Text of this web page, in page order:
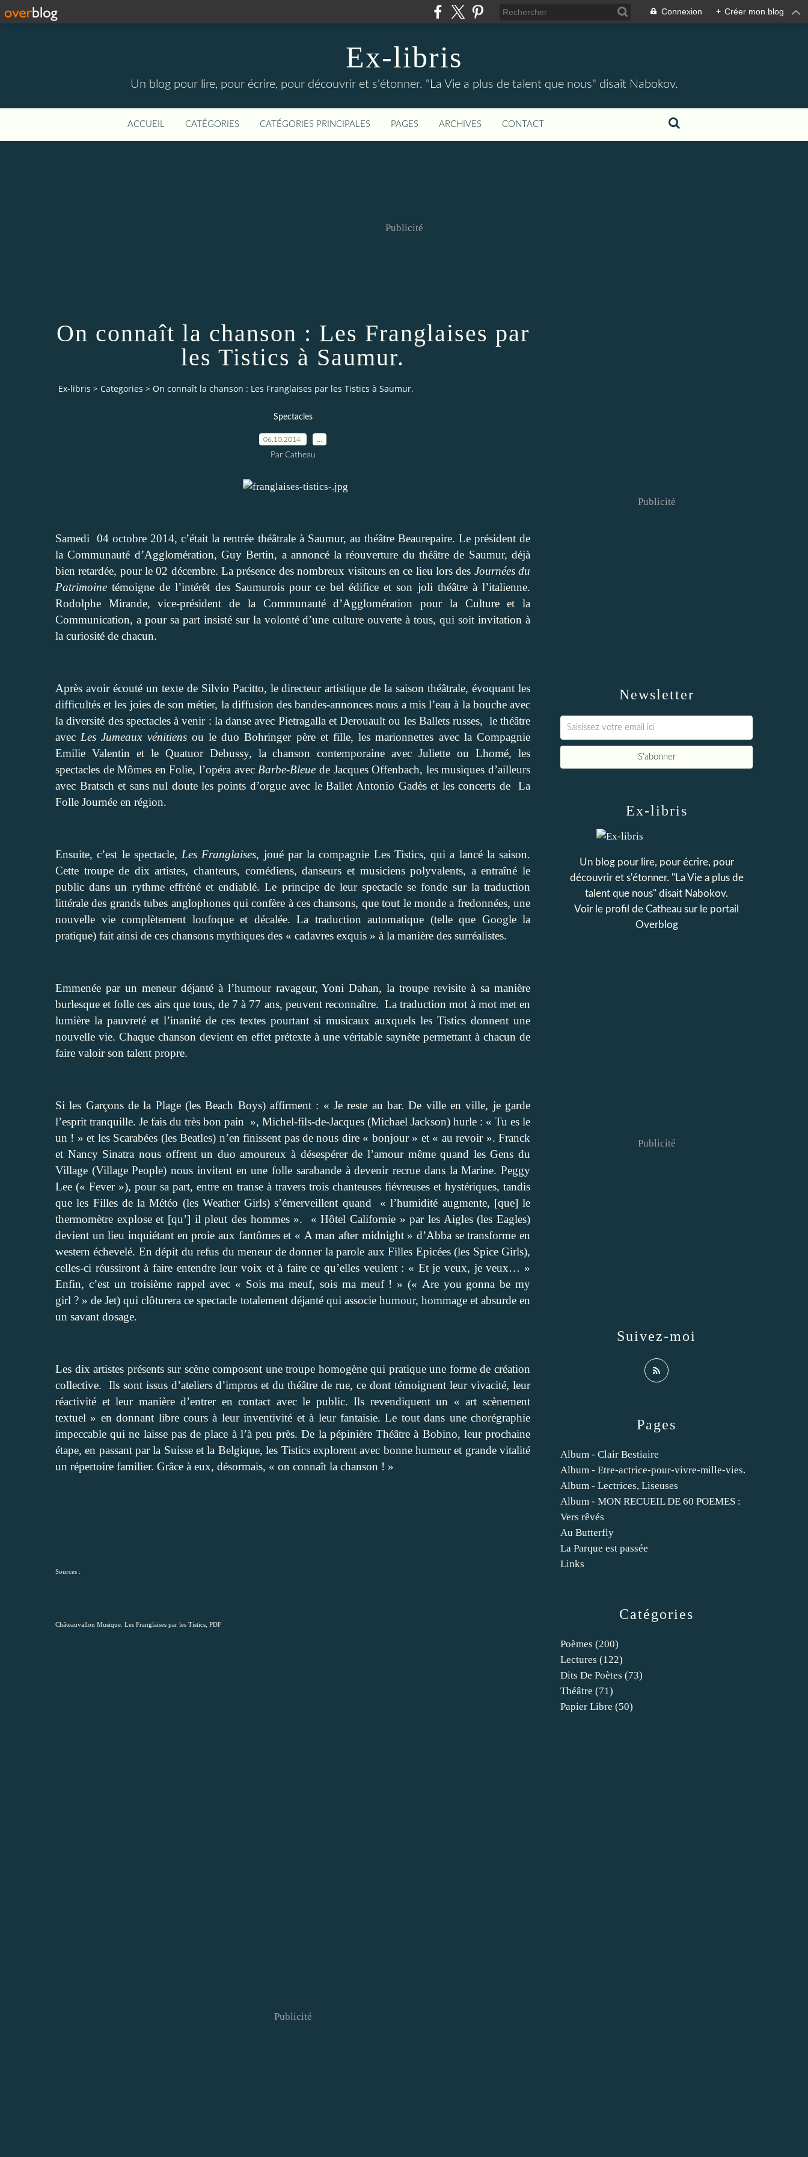
Connexion + Créer mon blog
Ex-libris
Un blog pour lire, pour écrire, pour découvrir et s'étonner. "La Vie a plus de talent que nous" disait Nabokov.
ACCUEIL CATÉGORIES CATÉGORIES PRINCIPALES PAGES ARCHIVES CONTACT
Publicité
On connaît la chanson : Les Franglaises par
les Tistics à Saumur.
Ex-libris > Categories > On connaît la chanson : Les Franglaises par les Tistics à Saumur.
Spectacles
06.10.2014
Par Catheau
Samedi 04 octobre 2014, c’était la rentrée théâtrale à Saumur, au théâtre Beaurepaire. Le président de
la Communauté d’Agglomération, Guy Bertin, a annoncé la réouverture du théâtre de Saumur, déjà
bien retardée, pour le 02 décembre. La présence des nombreux visiteurs en ce lieu lors des Journées du
Patrimoine témoigne de l’intérêt des Saumurois pour ce bel édifice et son joli théâtre à l’italienne.
Rodolphe Mirande, vice-président de la Communauté d’Agglomération pour la Culture et la
Communication, a pour sa part insisté sur la volonté d’une culture ouverte à tous, qui soit invitation à
la curiosité de chacun.
Après avoir écouté un texte de Silvio Pacitto, le directeur artistique de la saison théâtrale, évoquant les
difficultés et les joies de son métier, la diffusion des bandes-annonces nous a mis l’eau à la bouche avec
la diversité des spectacles à venir : la danse avec Pietragalla et Derouault ou les Ballets russes, le théâtre
avec Les Jumeaux vénitiensou le duo Bohringer père et fille, les marionnettes avec la Compagnie
Emilie Valentin et le Quatuor Debussy, la chanson contemporaine avec Juliette ou Lhomé, les
spectacles de Mômes en Folie, l’opéra avec Barbe-Bleue de Jacques Offenbach, les musiques d’ailleurs
avec Bratsch et sans nul doute les points d’orgue avec le Ballet Antonio Gadès et les concerts de La
Folle Journée en région.
Ensuite, c’est le spectacle, Les Franglaises, joué par la compagnie Les Tistics, qui a lancé la saison.
Cette troupe de dix artistes, chanteurs, comédiens, danseurs et musiciens polyvalents, a entraîné le
public dans un rythme effréné et endiablé. Le principe de leur spectacle se fonde sur la traduction
littérale des grands tubes anglophones qui confère à ces chansons, que tout le monde a fredonnées, une
nouvelle vie complètement loufoque et décalée. La traduction automatique (telle que Google la
pratique) fait ainsi de ces chansons mythiques des « cadavres exquis » à la manière des surréalistes.
Emmenée par un meneur déjanté à l’humour ravageur, Yoni Dahan, la troupe revisite à sa manière
burlesque et folle ces airs que tous, de 7 à 77 ans, peuvent reconnaître. La traduction mot à mot met en
lumière la pauvreté et l’inanité de ces textes pourtant si musicaux auxquels les Tistics donnent une
nouvelle vie. Chaque chanson devient en effet prétexte à une véritable saynète permettant à chacun de
faire valoir son talent propre.
Si les Garçons de la Plage (les Beach Boys) affirment : « Je reste au bar. De ville en ville, je garde
l’esprit tranquille. Je fais du très bon pain », Michel-fils-de-Jacques (Michael Jackson) hurle : « Tu es le
un ! » et les Scarabées (les Beatles) n’en finissent pas de nous dire « bonjour » et « au revoir ». Franck
et Nancy Sinatra nous offrent un duo amoureux à désespérer de l’amour même quand les Gens du
Village (Village People) nous invitent en une folle sarabande à devenir recrue dans la Marine. Peggy
Lee (« Fever »), pour sa part, entre en transe à travers trois chanteuses fiévreuses et hystériques, tandis
que les Filles de la Météo (les Weather Girls) s’émerveillent quand « l’humidité augmente, [que] le
thermomètre explose et [qu’] il pleut des hommes ». « Hôtel Californie » par les Aigles (les Eagles)
devient un lieu inquiétant en proie aux fantômes et « A man after midnight » d’Abba se transforme en
western échevelé. En dépit du refus du meneur de donner la parole aux Filles Epicées (les Spice Girls),
celles-ci réussiront à faire entendre leur voix et à faire ce qu’elles veulent : « Et je veux, je veux… »
Enfin, c’est un troisième rappel avec « Sois ma meuf, sois ma meuf ! » (« Are you gonna be my
girl ? » de Jet) qui clôturera ce spectacle totalement déjanté qui associe humour, hommage et absurde en
un savant dosage.
Les dix artistes présents sur scène composent une troupe homogène qui pratique une forme de création
collective. Ils sont issus d’ateliers d’impros et du théâtre de rue, ce dont témoignent leur vivacité, leur
réactivité et leur manière d’entrer en contact avec le public. Ils revendiquent un « art scènement
textuel » en donnant libre cours à leur inventivité et à leur fantaisie. Le tout dans une chorégraphie
impeccable qui ne laisse pas de place à l’à peu près. De la pépinière Théâtre à Bobino, leur prochaine
étape, en passant par la Suisse et la Belgique, les Tistics explorent avec bonne humeur et grande vitalité
un répertoire familier. Grâce à eux, désormais, « on connaît la chanson ! »
Sources :
Châteauvallon Musique. Les Franglaises par les Tistics, PDF
Publicité
Newsletter
Publicité
Catégories
Poèmes (200)
Lectures (122)
Dits De Poètes (73)
Théâtre (71)
Papier Libre (50)
Pages
Album - Clair Bestiaire
Album - Etre-actrice-pour-vivre-mille-vies.
Album - Lectrices, Liseuses
Album - MON RECUEIL DE 60 POEMES :
Vers rêvés
Au Butterfly
La Parque est passée
Links
Ex-libris
Un blog pour lire, pour écrire, pour
découvrir et s'étonner. "La Vie a plus de
talent que nous" disait Nabokov.
Voir le profil de Catheau sur le portail
Overblog
Suivez-moi
Publicité